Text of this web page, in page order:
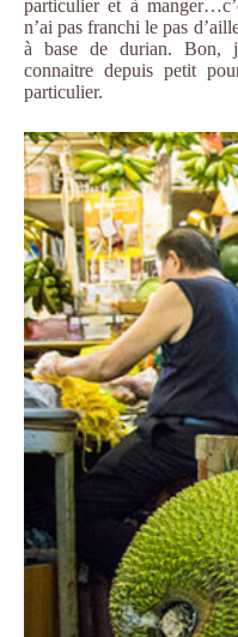
particulier et à
n’ai pas franchi le pas
à base de durian. Bon,
connaitre depuis petit
particulier.